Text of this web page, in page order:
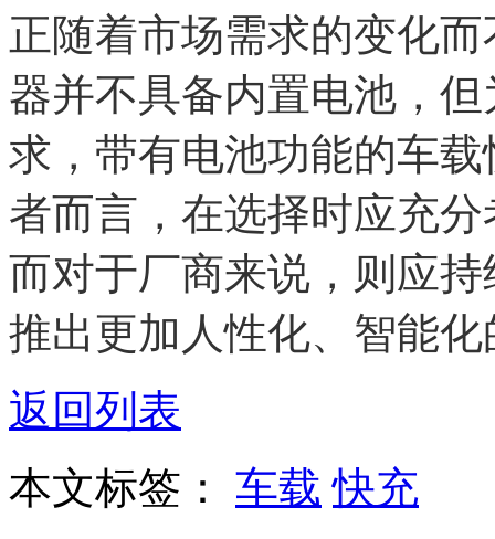
正随着市场需求的变化
器并不具备内置电池，
求，带有电池功能的车
者而言，在选择时应充
而对于厂商来说，则应
推出更加人性化、智能
返回列表
本文标签： 车载 快充